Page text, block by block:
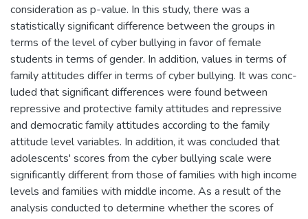
consideration as p-value. In this study, there was a
statistically significant difference between the groups in
terms of the level of cyber bullying in favor of female
students in terms of gender. In addition, values in terms of
family attitudes differ in terms of cyber bullying. It was conc-
luded that significant differences were found between
repressive and protective family attitudes and repressive
and democratic family attitudes according to the family
attitude level variables. In addition, it was concluded that
adolescents' scores from the cyber bullying scale were
significantly different from those of families with high income
levels and families with middle income. As a result of the
analysis conducted to determine whether the scores of